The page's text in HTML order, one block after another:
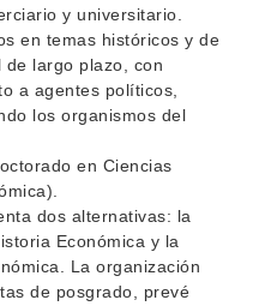
y universitario.
en temas históricos y de
de largo plazo, con
a agentes políticos,
los organismos del
en Ciencias
dos alternativas: la
Económica y la
La organización
de posgrado, prevé